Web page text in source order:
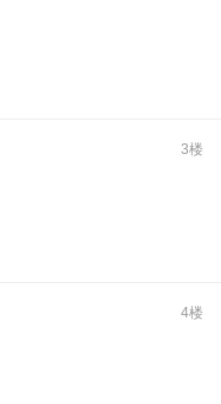
3楼
4楼